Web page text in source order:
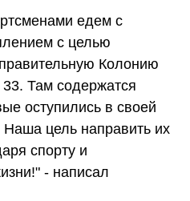
едем с
с целью
Колонию
Там содержатся
оступились в своей
цель направить их
спорту и
- написал